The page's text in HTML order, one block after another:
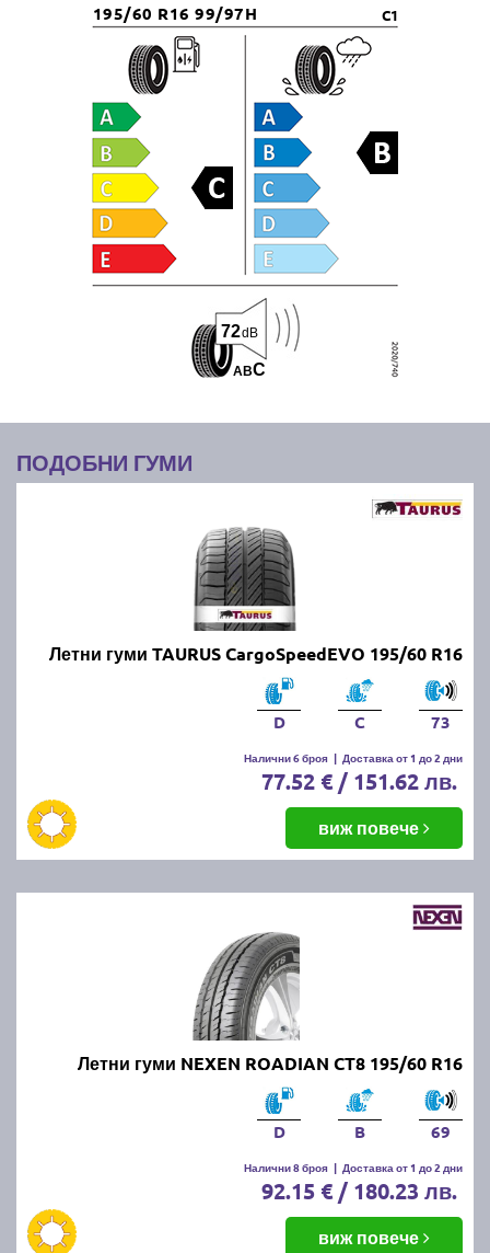
195/60 R16 99/97H C1
ABC
72dB
ПОДОБНИ ГУМИ
Летни гуми TAURUS CargoSpeedEVO 195/60 R16
D C 73
Налични 6 броя | Доставка от 1 до 2 дни
77.52 € / 151.62 лв.
виж повече
Летни гуми NEXEN ROADIAN CT8 195/60 R16
D B 69
Налични 8 броя | Доставка от 1 до 2 дни
92.15 € / 180.23 лв.
виж повече